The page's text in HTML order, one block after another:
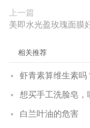
上一篇
美即水光盈玫瑰面膜
相关推荐
虾青素算维生素吗
想买手工洗脸皂，
白兰叶油的危害